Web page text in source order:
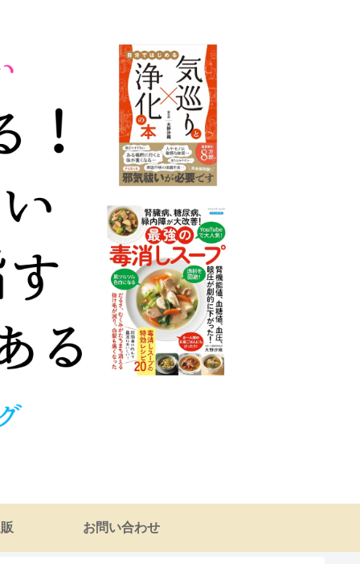
お問い合わせ